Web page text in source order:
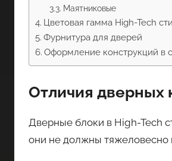
Маятниковые
Цветовая гамма High-Tech
Фурнитура для дверей
Оформление конструкций в
Отличия дверных
Дверные блоки в High-Tech
они не должны тяжеловесно